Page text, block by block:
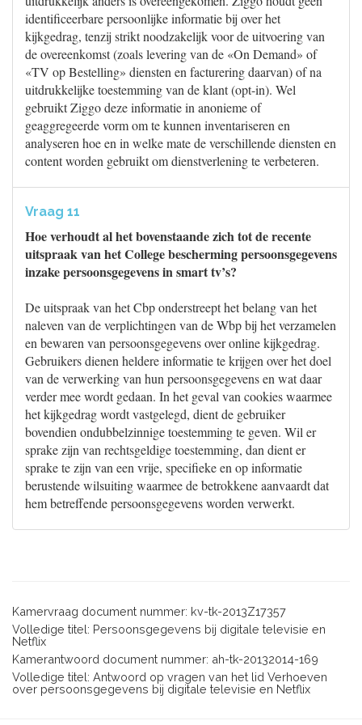
identificeerbare persoonlijke informatie bij over het
kijkgedrag, tenzij strikt noodzakelijk voor de uitvoering van
de overeenkomst (zoals levering van de «On Demand» of
«TV op Bestelling» diensten en facturering daarvan) of na
uitdrukkelijke toestemming van de klant (opt-in). Wel
gebruikt Ziggo deze informatie in anonieme of
geaggregeerde vorm om te kunnen inventariseren en
analyseren hoe en in welke mate de verschillende diensten en
content worden gebruikt om dienstverlening te verbeteren.
Vraag 11
Hoe verhoudt al het bovenstaande zich tot de recente
uitspraak van het College bescherming persoonsgegevens
inzake persoonsgegevens in smart tv’s?
De uitspraak van het Cbp onderstreept het belang van het
naleven van de verplichtingen van de Wbp bij het verzamelen
en bewaren van persoonsgegevens over online kijkgedrag.
Gebruikers dienen heldere informatie te krijgen over het doel
van de verwerking van hun persoonsgegevens en wat daar
verder mee wordt gedaan. In het geval van cookies waarmee
het kijkgedrag wordt vastgelegd, dient de gebruiker
bovendien ondubbelzinnige toestemming te geven. Wil er
sprake zijn van rechtsgeldige toestemming, dan dient er
sprake te zijn van een vrije, specifieke en op informatie
berustende wilsuiting waarmee de betrokkene aanvaardt dat
hem betreffende persoonsgegevens worden verwerkt.
Kamervraag document nummer: kv-tk-2013Z17357
Volledige titel: Persoonsgegevens bij digitale televisie en
Netflix
Kamerantwoord document nummer: ah-tk-20132014-169
Volledige titel: Antwoord op vragen van het lid Verhoeven
over persoonsgegevens bij digitale televisie en Netflix